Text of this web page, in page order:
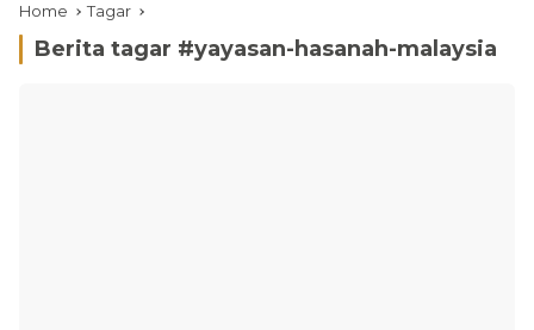
Home Tagar
Berita tagar #yayasan-hasanah-malaysia